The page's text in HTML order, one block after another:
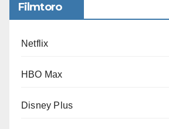
Filmtoro
Netflix
HBO Max
Disney Plus